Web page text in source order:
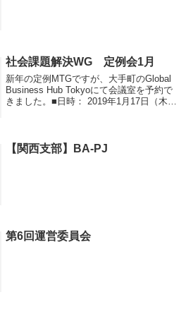
社会課題解決WG 定例会1月
新年の定例MTGですが、大手町のGlobal
Business Hub Tokyoにて会議室を予約で
きました。■日時： 2019年1月17日（木曜
【関西支部】BA-PJ
第6回運営委員会